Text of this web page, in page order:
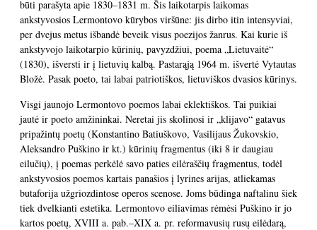
būti parašyta apie 1830–1831 m. Šis laikotarpis laikomas
ankstyvosios Lermontovo kūrybos viršūne: jis dirbo itin intensyviai,
per dvejus metus išbandė beveik visus poezijos žanrus. Kai kurie iš
ankstyvojo laikotarpio kūrinių, pavyzdžiui, poema „Lietuvaitė“
(1830), išversti ir į lietuvių kalbą. Pastarąją 1964 m. išvertė Vytautas
Bložė. Pasak poeto, tai labai patriotiškos, lietuviškos dvasios kūrinys.
Visgi jaunojo Lermontovo poemos labai eklektiškos. Tai puikiai
jautė ir poeto amžininkai. Neretai jis skolinosi ir „klijavo“ gatavus
pripažintų poetų (Konstantino Batiuškovo, Vasilijaus Žukovskio,
Aleksandro Puškino ir kt.) kūrinių fragmentus (iki 8 ir daugiau
eilučių), į poemas perkėlė savo paties eilėraščių fragmentus, todėl
ankstyvosios poemos kartais panašios į lyrines arijas, atliekamas
butaforija užgriozdintose operos scenose. Joms būdinga naftalinu šiek
tiek dvelkianti estetika. Lermontovo eiliavimas rėmėsi Puškino ir jo
kartos poetų, XVIII a. pab.–XIX a. pr. reformavusių rusų eilėdarą,